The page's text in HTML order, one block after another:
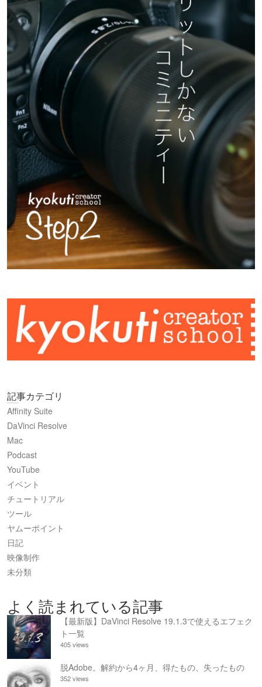
記事カテゴリ
Affinity Suite
DaVinci Resolve
Mac
Podcast
YouTube
イベント
チュートリアル
ツール
ヤムーポイント
日記
映像制作
未分類
よく読まれている記事
【最新版】DaVinci Resolve 19.1.3で使えるエフェク
ト一覧
405 views
脱Adobe。解約から4ヶ月、得たもの、失ったもの
352 views